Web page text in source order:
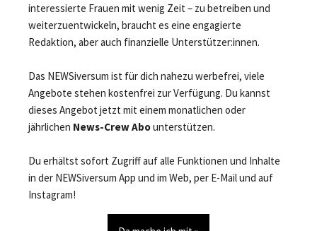
interessierte Frauen mit wenig Zeit – zu betreiben und
weiterzuentwickeln, braucht es eine engagierte
Redaktion, aber auch finanzielle Unterstützer:innen.
Das NEWSiversum ist für dich nahezu werbefrei, viele
Angebote stehen kostenfrei zur Verfügung. Du kannst
dieses Angebot jetzt mit einem monatlichen oder
jährlichen News-Crew Abounterstützen.
Du erhältst sofort Zugriff auf alle Funktionen und Inhalte
in der NEWSiversum App und im Web, per E-Mail und auf
Instagram!